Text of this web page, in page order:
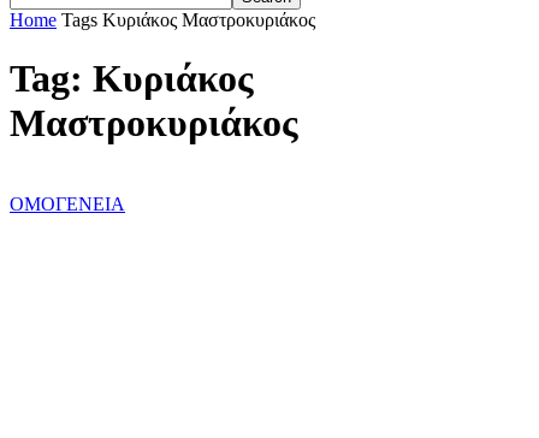
Home Tags Κυριάκος Μαστροκυριάκος
Tag: Κυριάκος
Μαστροκυριάκος
ΟΜΟΓΕΝΕΙΑ